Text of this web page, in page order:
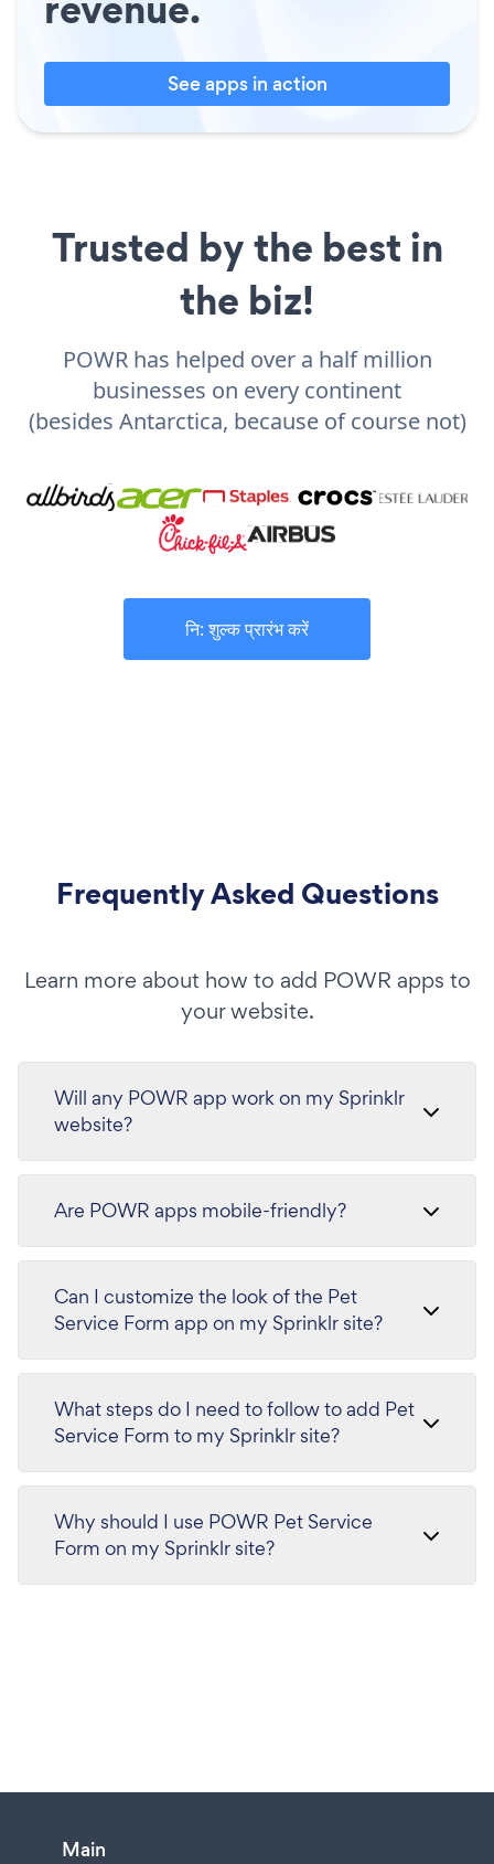
See apps in action
Trusted by the best in
the biz!
POWR has helped over a half million
businesses on every continent
(besides Antarctica, because of course not)
नि: शुल्क प्रारंभ करें
Frequently Asked Questions
Learn more about how to add POWR apps to
your website.
Will any POWR app work on my Sprinklr
website?
Are POWR apps mobile-friendly?
Can I customize the look of the Pet
Service Form app on my Sprinklr site?
What steps do I need to follow to add Pet
Service Form to my Sprinklr site?
Why should I use POWR Pet Service
Form on my Sprinklr site?
Main